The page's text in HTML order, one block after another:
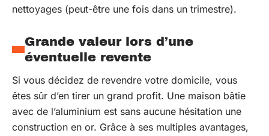
nettoyages (peut-être une fois dans un trimestre).
Grande valeur lors d’une
éventuelle revente
Si vous décidez de revendre votre domicile, vous
êtes sûr d’en tirer un grand profit. Une maison bâtie
avec de l’aluminium est sans aucune hésitation une
construction en or. Grâce à ses multiples avantages,